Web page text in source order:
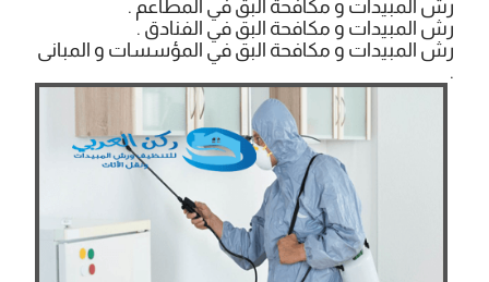
رش المبيدات و مكافحة البق في المطاعم .
رش المبيدات و مكافحة البق في الفنادق .
رش المبيدات و مكافحة البق في المؤسسات و المبانى
.